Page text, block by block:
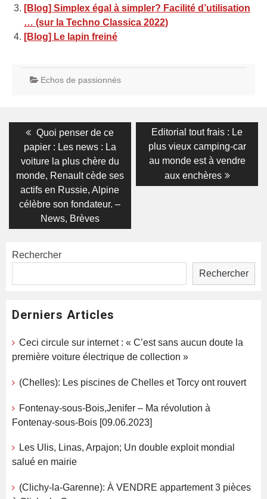
[Blog] Simplex égal à simpler? Facilité d’utilisation
… (sur la Techno Classica 2022)
[Blog] Le lapin freiné
Echos de passionnés
Navigation
l’article
Previous
post:
Quoi penser de ce
papier : Les news : La
voiture la plus chère du
monde, Renault cède ses
actifs en Russie, Alpine
célèbre son fondateur. –
News, Brèves
Next
post:
Editorial tout frais : Le
plus vieux camping-car
au monde est à vendre
aux enchères
Rechercher
Rechercher
Derniers Articles
Ceci circule sur internet : « C’est sans aucun doute la
première voiture électrique de collection »
(Chelles): Les piscines de Chelles et Torcy ont rouvert
Fontenay-sous-Bois,Jenifer – Ma révolution à
Fontenay-sous-Bois [09.06.2023]
Les Ulis, Linas, Arpajon; Un double exploit mondial
salué en mairie
(Clichy-la-Garenne): À VENDRE appartement 3 pièces